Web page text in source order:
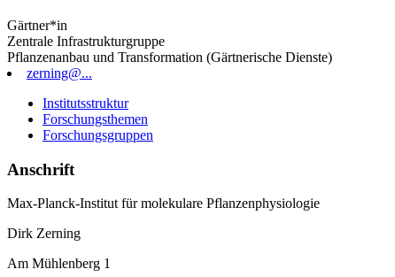
Gärtner*in
Zentrale Infrastrukturgruppe
Pflanzenanbau und Transformation (Gärtnerische Dienste)
zerning@...
Institutsstruktur
Forschungsthemen
Forschungsgruppen
Anschrift
Max-Planck-Institut für molekulare Pflanzenphysiologie
Dirk Zerning
Am Mühlenberg 1